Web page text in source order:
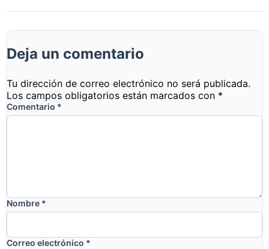
Deja un comentario
Tu dirección de correo electrónico no será publicada.
Los campos obligatorios están marcados con *
Comentario *
Nombre *
Correo electrónico *